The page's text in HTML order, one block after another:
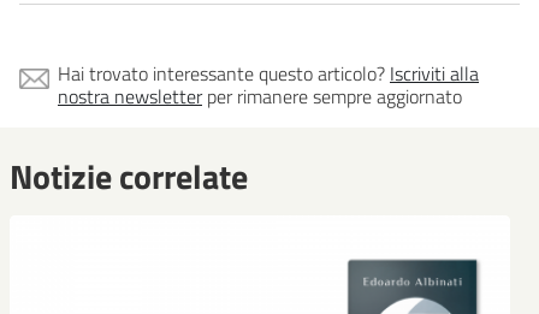
Hai trovato interessante questo articolo? Iscriviti alla
nostra newsletterper rimanere sempre aggiornato
Notizie correlate